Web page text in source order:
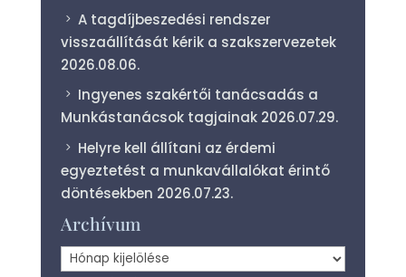
A tagdíjbeszedési rendszer
visszaállítását kérik a szakszervezetek
2026.08.06.
Ingyenes szakértői tanácsadás a
Munkástanácsok tagjainak 2026.07.29.
Helyre kell állítani az érdemi
egyeztetést a munkavállalókat érintő
döntésekben 2026.07.23.
Archívum
Archívum